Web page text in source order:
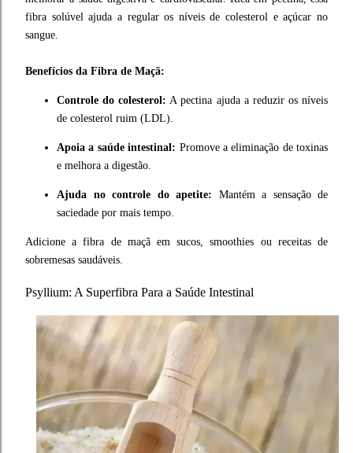
fibra solúvel ajuda a regular os níveis de colesterol e açúcar no
sangue.
Benefícios da Fibra de Maçã:
Controle do colesterol: A pectina ajuda a reduzir os níveis
de colesterol ruim (LDL).
Apoia a saúde intestinal: Promove a eliminação de toxinas
e melhora a digestão.
Ajuda no controle do apetite: Mantém a sensação de
saciedade por mais tempo.
Adicione a fibra de maçã em sucos, smoothies ou receitas de
sobremesas saudáveis.
Psyllium: A Superfibra Para a Saúde Intestinal